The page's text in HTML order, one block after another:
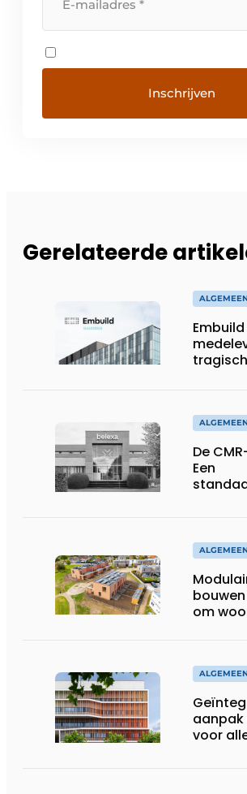
Gerelateerde
De
Een
om
voor